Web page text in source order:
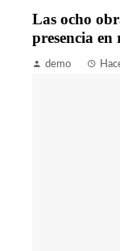
Las ocho
presencia
demo